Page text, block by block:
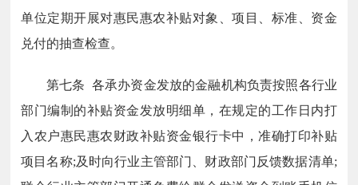
单位定期开展对惠民惠农补贴对象、项目、标准、资金
兑付的抽查检查。
第七条 各承办资金发放的金融机构负责按照各行业
部门编制的补贴资金发放明细单，在规定的工作日内打
入农户惠民惠农财政补贴资金银行卡中，准确打印补贴
项目名称;及时向行业主管部门、财政部门反馈数据清单;